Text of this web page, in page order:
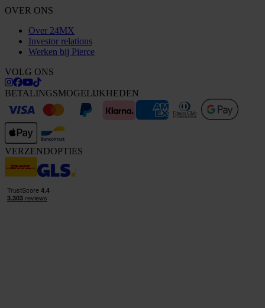
OVER ONS
Over 24MX
Investor relations
Werken bij Pierce
VOLG ONS
BETALINGSMOGELIJKHEDEN
VERZENDOPTIES